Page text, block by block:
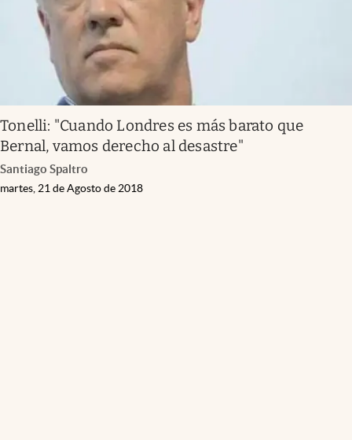
Tonelli: "Cuando Londres es más barato que
Bernal, vamos derecho al desastre"
Santiago Spaltro
martes, 21 de Agosto de 2018